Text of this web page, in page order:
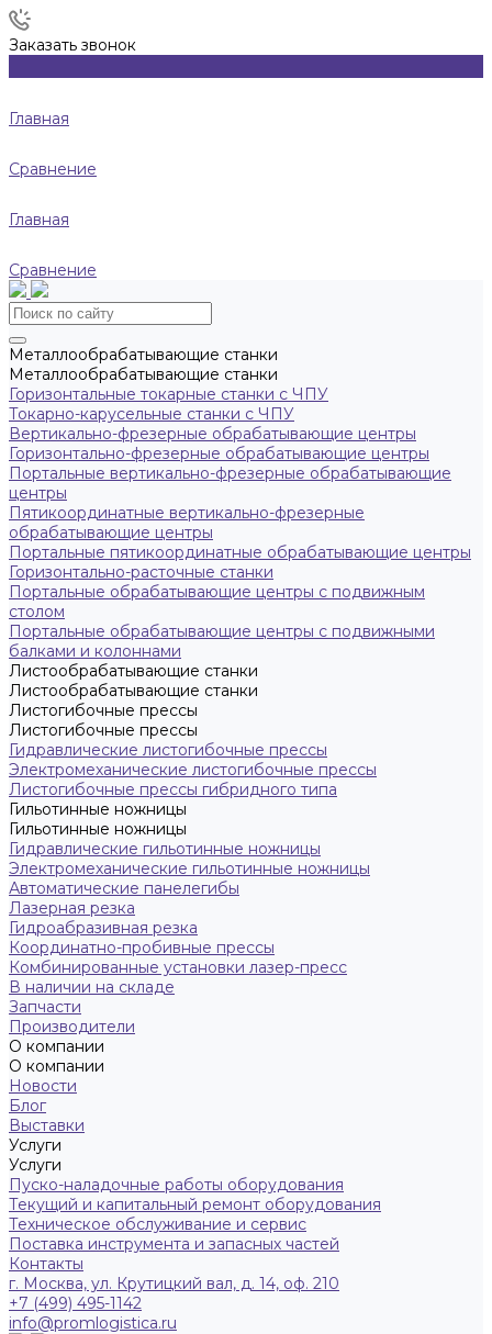
Заказать звонок
Главная
Сравнение
Главная
Сравнение
Металлообрабатывающие станки
Металлообрабатывающие станки
Горизонтальные токарные станки с ЧПУ
Токарно-карусельные станки с ЧПУ
Вертикально-фрезерные обрабатывающие центры
Горизонтально-фрезерные обрабатывающие центры
Портальные вертикально-фрезерные обрабатывающие
центры
Пятикоординатные вертикально-фрезерные
обрабатывающие центры
Портальные пятикоординатные обрабатывающие центры
Горизонтально-расточные станки
Портальные обрабатывающие центры с подвижным
столом
Портальные обрабатывающие центры с подвижными
балками и колоннами
Листообрабатывающие станки
Листообрабатывающие станки
Листогибочные прессы
Листогибочные прессы
Гидравлические листогибочные прессы
Электромеханические листогибочные прессы
Листогибочные прессы гибридного типа
Гильотинные ножницы
Гильотинные ножницы
Гидравлические гильотинные ножницы
Электромеханические гильотинные ножницы
Автоматические панелегибы
Лазерная резка
Гидроабразивная резка
Координатно-пробивные прессы
Комбинированные установки лазер-пресс
В наличии на складе
Запчасти
Производители
О компании
О компании
Новости
Блог
Выставки
Услуги
Услуги
Пуско-наладочные работы оборудования
Текущий и капитальный ремонт оборудования
Техническое обслуживание и сервис
Поставка инструмента и запасных частей
Контакты
г. Москва, ул. Крутицкий вал, д. 14, оф. 210
+7 (499) 495-1142
info@promlogistica.ru